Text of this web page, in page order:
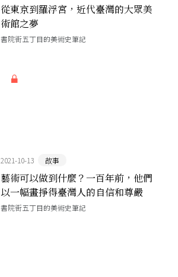
從東京到羅浮宮，近代臺灣的大眾美
術館之夢
書院街五丁目的美術史筆記
2021-10-13 故事
藝術可以做到什麼？一百年前，他們
以一幅畫掙得臺灣人的自信和尊嚴
書院街五丁目的美術史筆記